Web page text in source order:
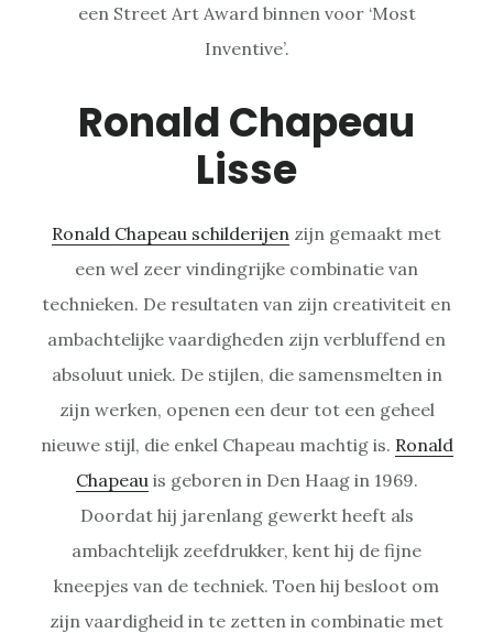
een Street Art Award binnen voor ‘Most
Inventive’.
Ronald Chapeau
Lisse
Ronald Chapeau schilderijen zijn gemaakt met
een wel zeer vindingrijke combinatie van
technieken. De resultaten van zijn creativiteit en
ambachtelijke vaardigheden zijn verbluffend en
absoluut uniek. De stijlen, die samensmelten in
zijn werken, openen een deur tot een geheel
nieuwe stijl, die enkel Chapeau machtig is. Ronald
Chapeau is geboren in Den Haag in 1969.
Doordat hij jarenlang gewerkt heeft als
ambachtelijk zeefdrukker, kent hij de fijne
kneepjes van de techniek. Toen hij besloot om
zijn vaardigheid in te zetten in combinatie met